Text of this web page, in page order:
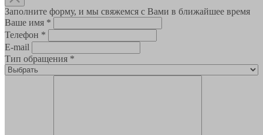
Заполните форму, и мы свяжемся с Вами в ближайшее время
Ваше имя *
Телефон *
E-mail
Тип обращения *